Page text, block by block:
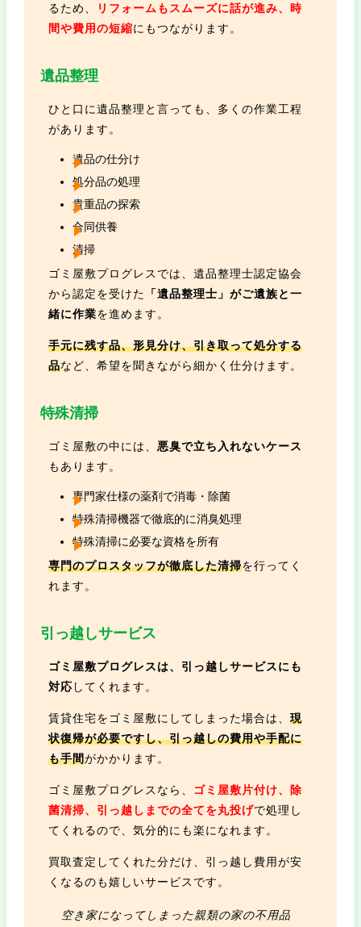
るため、
リフォームもスムーズに話が進み、時
間や費用の短縮にもつながります。
遺品整理
ひと口に遺品整理と言っても、多くの作業工程
があります。
遺品の仕分け
処分品の処理
貴重品の探索
合同供養
清掃
ゴミ屋敷プログレスでは、遺品整理士認定協会
から認定を受けた
「遺品整理士」がご遺族と一
緒に作業を進めます。
手元に残す品、形見分け、引き取って処分する
品など、希望を聞きながら細かく仕分けます。
特殊清掃
ゴミ屋敷の中には、 悪臭で立ち入れないケース
もあります。
専門家仕様の薬剤で消毒・除菌
特殊清掃機器で徹底的に消臭処理
特殊清掃に必要な資格を所有
専門のプロスタッフが徹底した清掃を行ってく
れます。
引っ越しサービス
ゴミ屋敷プログレスは、引っ越しサービスにも
対応 してくれます。
賃貸住宅をゴミ屋敷にしてしまった場合は、現
状復帰が必要ですし、引っ越しの費用や手配に
も手間がかかります。
ゴミ屋敷プログレスなら、
ゴミ屋敷片付け、除
菌清掃、引っ越しまでの全てを丸投げで処理し
てくれるので、気分的にも楽になれます。
買取査定してくれた分だけ、引っ越し費用が安
くなるのも嬉しいサービスです。
空き家になってしまった親類の家の不用品